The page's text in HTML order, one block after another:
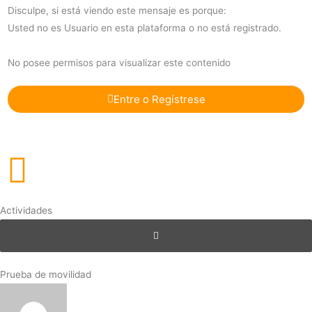
Actividades
Prueba de movilidad
Disculpe, si está viendo este mensaje es porque:
Usted no es Usuario en esta plataforma o no está registrado.
No posee permisos para visualizar este contenido
Entre o Regístrese